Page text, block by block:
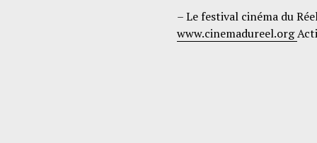
– Le festival cinéma du
www.cinemadureel.org